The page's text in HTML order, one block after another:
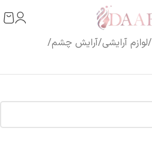
/لوازم آرایشی/آرایش چشم/